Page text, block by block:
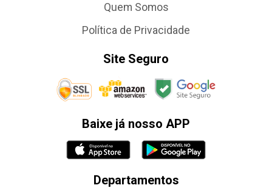
Quem Somos
Política de Privacidade
Site Seguro
Baixe já nosso APP
Departamentos